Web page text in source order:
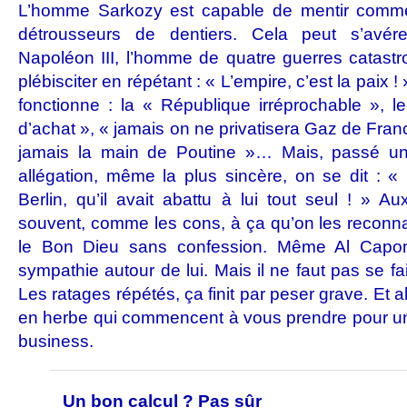
L’homme Sarkozy est capable de mentir
détrousseurs de dentiers. Cela peut
Napoléon III, l’homme de quatre guerres
plébisciter en répétant : « L’empire, c’est la paix !
fonctionne : la « République irréprochable »,
d’achat », « jamais on ne privatisera Gaz de
jamais la main de Poutine »… Mais, passé
allégation, même la plus sincère, on se dit : «
Berlin, qu’il avait abattu à lui tout seul ! »
souvent, comme les cons, à ça qu’on les
le Bon Dieu sans confession. Même Al
sympathie autour de lui. Mais il ne faut pas se
Les ratages répétés, ça finit par peser grave. Et
en herbe qui commencent à vous prendre pour
business.
Un bon calcul ? Pas sûr